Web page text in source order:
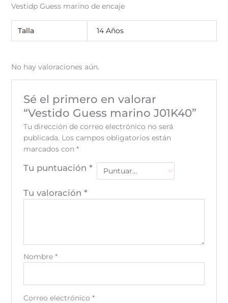
Vestidp Guess marino de encaje
Talla 14 Años
No hay valoraciones aún.
Sé el primero en valorar
“Vestido Guess marino J01K40”
Tu dirección de correo electrónico no será
publicada. Los campos obligatorios están
marcados con *
Tu puntuación *
Tu valoración *
Nombre *
Correo electrónico *